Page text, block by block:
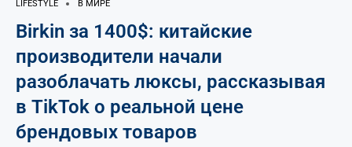
LIFESTYLE В МИРЕ
Birkin за 1400$: китайские
производители начали
разоблачать люксы, рассказывая
в TikTok о реальной цене
брендовых товаров